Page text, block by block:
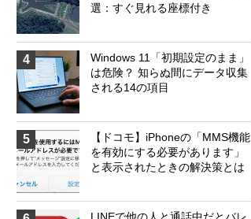
選：すぐ見れる座標付き
4
Windows 11「初期設定のまま」
は危険？ 知らぬ間にデータ収集
される14の項目
5
【ドコモ】iPhoneの「MMS機能
を有効にする必要があります」
と表示されたときの解決策とは